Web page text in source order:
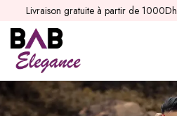
Livraison gratuite à partir de 1000Dh